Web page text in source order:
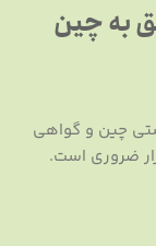
به چین
چین و گواهی
ضروری است.